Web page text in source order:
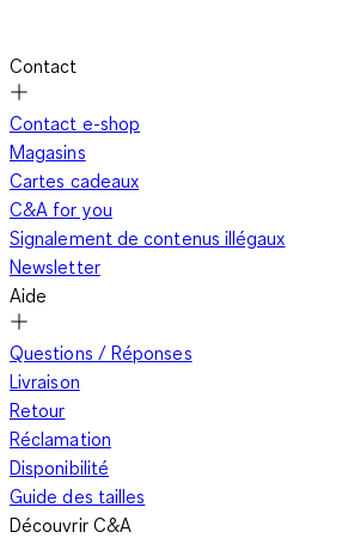
Contact
Contact e-shop
Magasins
Cartes cadeaux
C&A for you
Signalement de contenus illégaux
Newsletter
Aide
Questions / Réponses
Livraison
Retour
Réclamation
Disponibilité
Guide des tailles
Découvrir C&A